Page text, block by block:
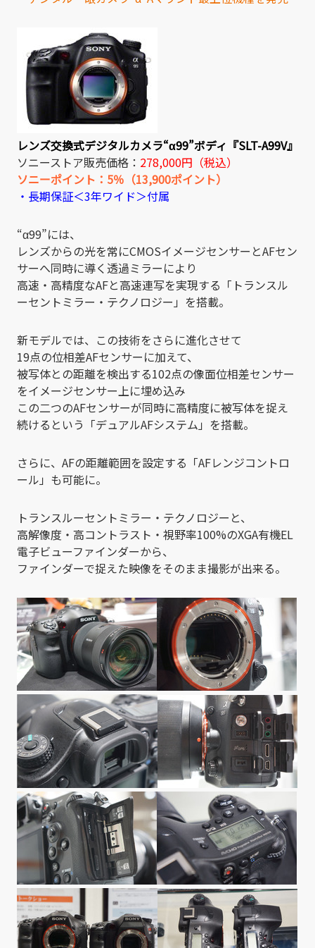
レンズ交換式デジタルカメラ“α99”ボディ『SLT-A99V』
ソニーストア販売価格： 278,000円（税込）
ソニーポイント：5％（13,900ポイント）
・長期保証＜3年ワイド＞付属
“α99”には、
レンズからの光を常にCMOSイメージセンサーとAFセン
サーへ同時に導く透過ミラーにより
高速・高精度なAFと高速連写を実現する「トランスル
ーセントミラー・テクノロジー」を搭載。
新モデルでは、この技術をさらに進化させて
19点の位相差AFセンサーに加えて、
被写体との距離を検出する102点の像面位相差センサー
をイメージセンサー上に埋め込み
この二つのAFセンサーが同時に高精度に被写体を捉え
続けるという「デュアルAFシステム」を搭載。
さらに、AFの距離範囲を設定する「AFレンジコントロ
ール」も可能に。
トランスルーセントミラー・テクノロジーと、
高解像度・高コントラスト・視野率100%のXGA有機EL
電子ビューファインダーから、
ファインダーで捉えた映像をそのまま撮影が出来る。